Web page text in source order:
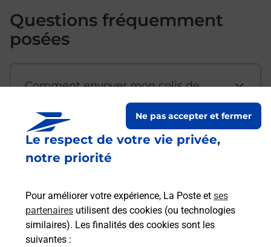
Le respect de votre vie privée,
notre priorité
Pour améliorer votre expérience, La Poste et ses
partenaires utilisent des cookies (ou technologies
similaires). Les finalités des cookies sont les
suivantes :
Ne pas accepter et fermer
Questions fréquemment
posées
Comment envoyer mon colis de
Est-il possible d’acheter un
emballage directement depuis un
Comment demander une
modification de livraison ?